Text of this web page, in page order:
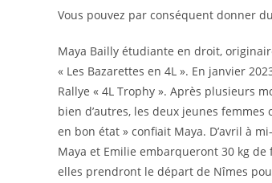
Vous pouvez par conséquent donner
Maya Bailly étudiante en droit,
« Les Bazarettes en 4L ». En janvier
Rallye « 4L Trophy ». Après plusieurs
bien d’autres, les deux jeunes
en bon état » confiait Maya. D’avril à
Maya et Emilie embarqueront 30 kg
elles prendront le départ de Nîmes